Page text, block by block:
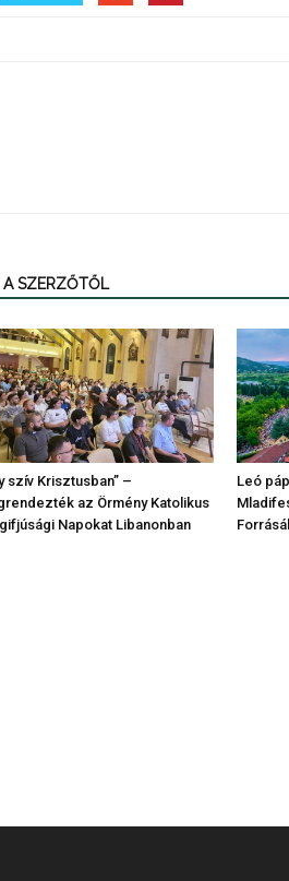
SZERZŐTŐL
szív Krisztusban” –
az Örmény Katolikus
Napokat Libanonban
Leó